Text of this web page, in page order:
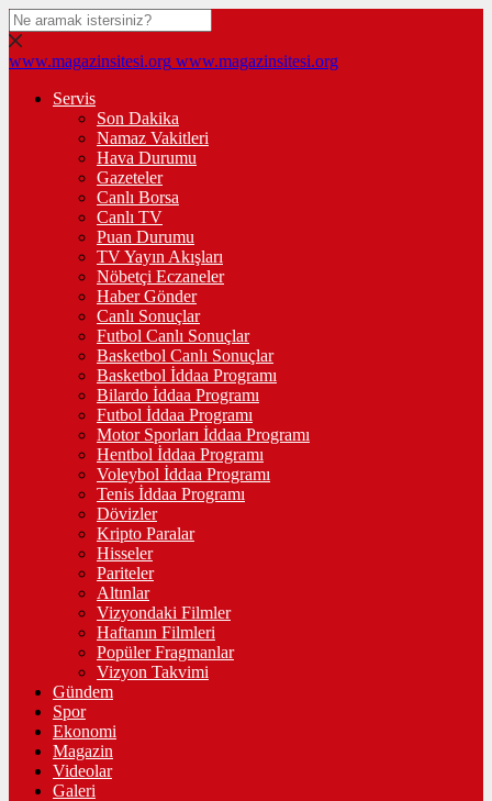
www.magazinsitesi.org www.magazinsitesi.org
Servis
Son Dakika
Namaz Vakitleri
Hava Durumu
Gazeteler
Canlı Borsa
Canlı TV
Puan Durumu
TV Yayın Akışları
Nöbetçi Eczaneler
Haber Gönder
Canlı Sonuçlar
Futbol Canlı Sonuçlar
Basketbol Canlı Sonuçlar
Basketbol İddaa Programı
Bilardo İddaa Programı
Futbol İddaa Programı
Motor Sporları İddaa Programı
Hentbol İddaa Programı
Voleybol İddaa Programı
Tenis İddaa Programı
Dövizler
Kripto Paralar
Hisseler
Pariteler
Altınlar
Vizyondaki Filmler
Haftanın Filmleri
Popüler Fragmanlar
Vizyon Takvimi
Gündem
Spor
Ekonomi
Magazin
Videolar
Galeri